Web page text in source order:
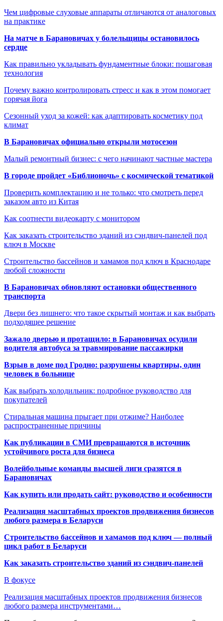
Чем цифровые слуховые аппараты отличаются от аналоговых
на практике
На матче в Барановичах у болельщицы остановилось
сердце
Как правильно укладывать фундаментные блоки: пошаговая
технология
Почему важно контролировать стресс и как в этом помогает
горячая йога
Сезонный уход за кожей: как адаптировать косметику под
климат
В Барановичах официально открыли мотосезон
Малый ремонтный бизнес: с чего начинают частные мастера
В городе пройдет «Библионочь» с космической тематикой
Проверить комплектацию и не только: что смотреть перед
заказом авто из Китая
Как соотнести видеокарту с монитором
Как заказать строительство зданий из сэндвич-панелей под
ключ в Москве
Строительство бассейнов и хамамов под ключ в Краснодаре
любой сложности
В Барановичах обновляют остановки общественного
транспорта
Двери без лишнего: что такое скрытый монтаж и как выбрать
подходящее решение
Зажало дверью и протащило: в Барановичах осудили
водителя автобуса за травмирование пассажирки
Взрыв в доме под Гродно: разрушены квартиры, один
человек в больнице
Как выбрать холодильник: подробное руководство для
покупателей
Стиральная машина прыгает при отжиме? Наиболее
распространенные причины
Как публикации в СМИ превращаются в источник
устойчивого роста для бизнеса
Волейбольные команды высшей лиги сразятся в
Барановичах
Как купить или продать сайт: руководство и особенности
Реализация масштабных проектов продвижения бизнесов
любого размера в Беларуси
Строительство бассейнов и хамамов под ключ — полный
цикл работ в Беларуси
Как заказать строительство зданий из сэндвич-панелей
В фокусе
Реализация масштабных проектов продвижения бизнесов
любого размера инструментами…